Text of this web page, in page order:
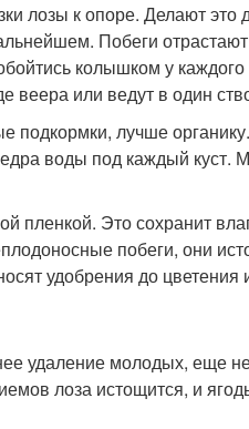
лозы к опоре. Делают это
Побеги
колышком у каждого
веера или ведут в один
подкормки, лучше
воды под каждый куст.
пленкой. Это сохранит
побеги, они
удобрения до цветения
удаление молодых, еще
лоза истощится, и